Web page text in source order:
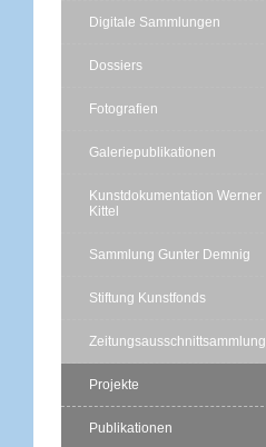
Digitale Sammlungen
Dossiers
Fotografien
Galeriepublikationen
Kunstdokumentation Werner
Kittel
Sammlung Gunter Demnig
Stiftung Kunstfonds
Zeitungsausschnittsammlung
Projekte
Publikationen